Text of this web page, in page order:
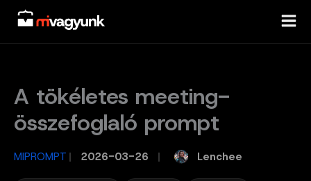
Skip
content
A tökéletes meeting-
összefoglaló prompt
MIPROMPT / 2026-03-26 Lenchee